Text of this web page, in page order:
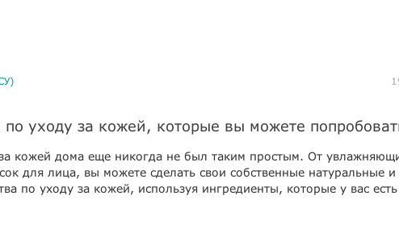
уходу за кожей, которые вы можете
кожей дома еще никогда не был таким простым. От
для лица, вы можете сделать свои собственные натуральные
по уходу за кожей, используя ингредиенты, которые у вас